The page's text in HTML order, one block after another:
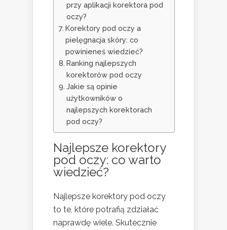
przy aplikacji korektora pod
oczy?
Korektory pod oczy a
pielęgnacja skóry: co
powinieneś wiedzieć?
Ranking najlepszych
korektorów pod oczy
Jakie są opinie
użytkowników o
najlepszych korektorach
pod oczy?
Najlepsze korektory
pod oczy: co warto
wiedzieć?
Najlepsze korektory pod oczy
to te, które potrafią zdziałać
naprawdę wiele. Skutecznie